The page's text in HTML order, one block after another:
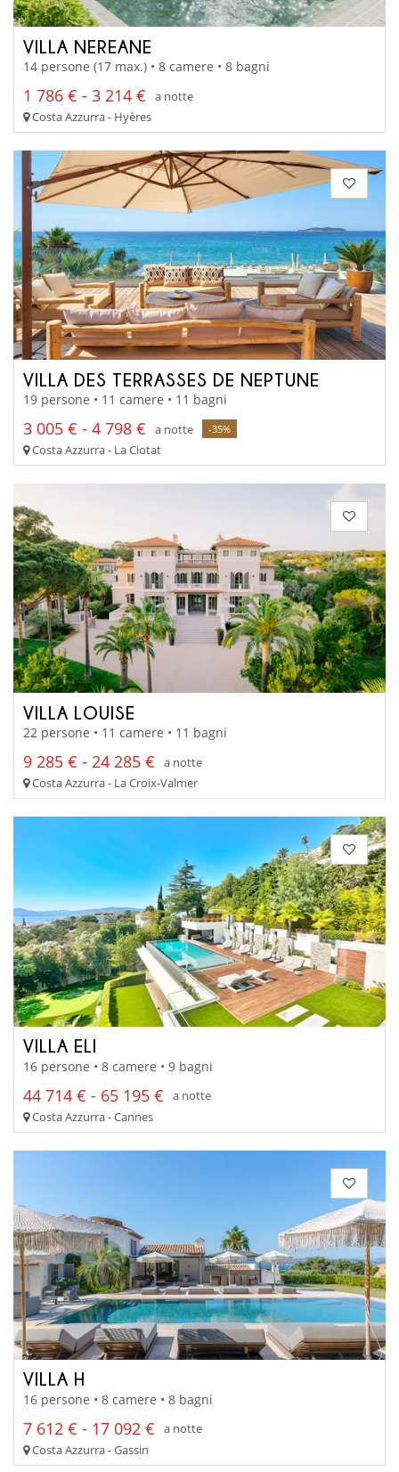
VILLA NEREANE
14 persone (17 max.) • 8 camere • 8 bagni
1 786 € - 3 214 €
a notte
Costa Azzurra - Hyères
VILLA DES TERRASSES DE NEPTUNE
19 persone • 11 camere • 11 bagni
3 005 € - 4 798 € a notte -35%
Costa Azzurra - La Ciotat
VILLA LOUISE
22 persone • 11 camere • 11 bagni
9 285 € - 24 285 €
a notte
Costa Azzurra - La Croix-Valmer
VILLA ELI
16 persone • 8 camere • 9 bagni
44 714 € - 65 195 €
a notte
Costa Azzurra - Cannes
VILLA H
16 persone • 8 camere • 8 bagni
7 612 € - 17 092 €
a notte
Costa Azzurra - Gassin